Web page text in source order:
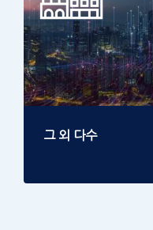
그 외 다수